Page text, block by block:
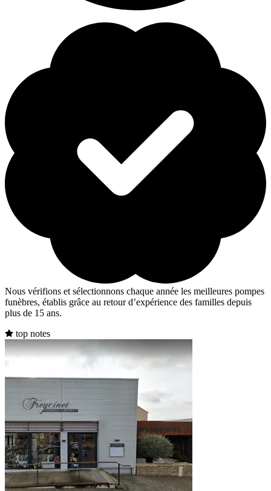
Nous vérifions et sélectionnons chaque année les meilleures pompes
funèbres, établis grâce au retour d’expérience des familles depuis
plus de 15 ans.
top notes